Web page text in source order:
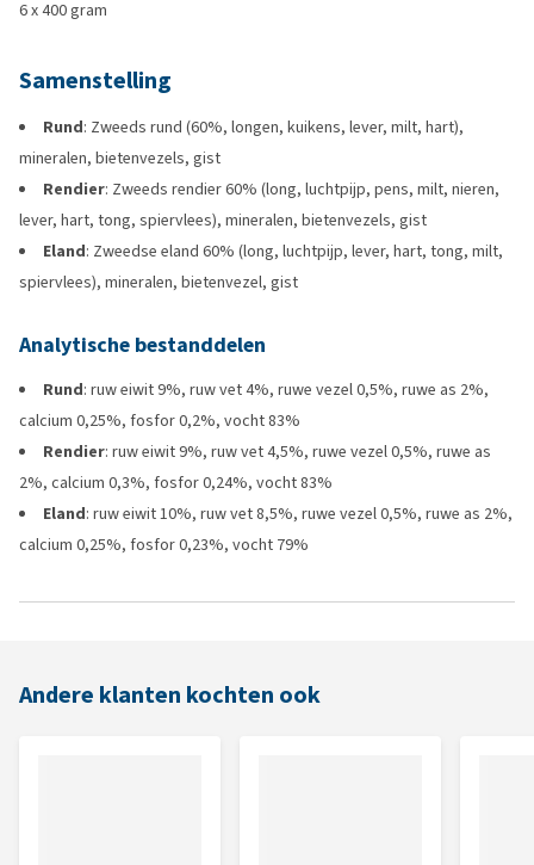
6 x 400 gram
Samenstelling
Rund: Zweeds rund (60%, longen, kuikens, lever, milt, hart),
mineralen, bietenvezels, gist
Rendier: Zweeds rendier 60% (long, luchtpijp, pens, milt, nieren,
lever, hart, tong, spiervlees), mineralen, bietenvezels, gist
Eland: Zweedse eland 60% (long, luchtpijp, lever, hart, tong, milt,
spiervlees), mineralen, bietenvezel, gist
Analytische bestanddelen
Rund: ruw eiwit 9%, ruw vet 4%, ruwe vezel 0,5%, ruwe as 2%,
calcium 0,25%, fosfor 0,2%, vocht 83%
Rendier: ruw eiwit 9%, ruw vet 4,5%, ruwe vezel 0,5%, ruwe as
2%, calcium 0,3%, fosfor 0,24%, vocht 83%
Eland: ruw eiwit 10%, ruw vet 8,5%, ruwe vezel 0,5%, ruwe as 2%,
calcium 0,25%, fosfor 0,23%, vocht 79%
Andere klanten kochten ook